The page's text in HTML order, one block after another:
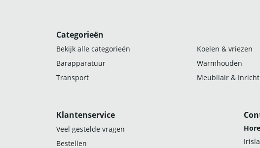
Categorieën
Bekijk alle categorieën Koelen & vriezen
Barapparatuur
Warmhouden
Transport
Meubilair &
Klantenservice
Veel gestelde vragen
Bestellen